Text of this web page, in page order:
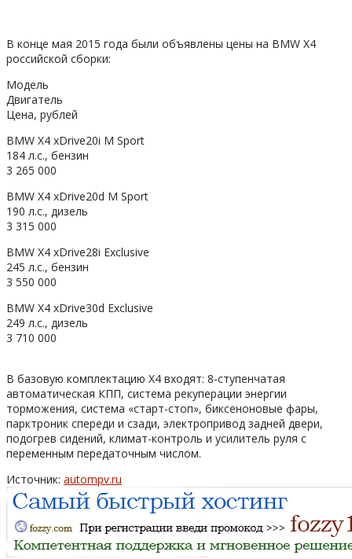
В конце мая 2015 года были объявлены цены на BMW X4
российской сборки:
Модель
Двигатель
Цена, рублей
BMW X4 xDrive20i M Sport
184 л.с., бензин
3 265 000
BMW X4 xDrive20d M Sport
190 л.с., дизель
3 315 000
BMW X4 xDrive28i Exclusive
245 л.с., бензин
3 550 000
BMW X4 xDrive30d Exclusive
249 л.с., дизель
3 710 000
В базовую комплектацию X4 входят: 8-ступенчатая
автоматическая КПП, система рекуперации энергии
торможения, система «старт-стоп», биксеноновые фары,
парктроник спереди и сзади, электропривод задней двери,
подогрев сидений, климат-контроль и усилитель руля с
переменным передаточным числом.
Источник: autompv.ru